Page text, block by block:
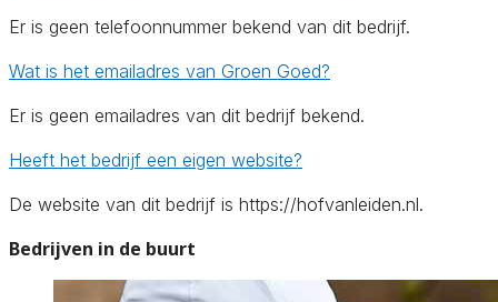
Er is geen telefoonnummer bekend van dit bedrijf.
Wat is het emailadres van Groen Goed?
Er is geen emailadres van dit bedrijf bekend.
Heeft het bedrijf een eigen website?
De website van dit bedrijf is https://hofvanleiden.nl.
Bedrijven in de buurt